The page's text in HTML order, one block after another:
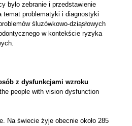
było zebranie i przedstawienie
temat problematyki i diagnostyki
śluzówkowo-dziąsłowych
w kontekście ryzyka
z dysfunkcjami wzroku
people with vision dysfunction
Na świecie żyje obecnie około 285